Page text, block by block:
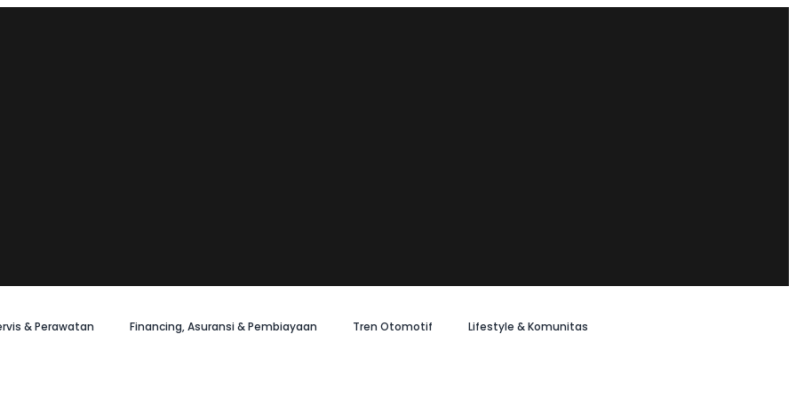
& Perawatan Financing, Asuransi & Pembiayaan Tren Otomotif Lifestyle & Komunitas